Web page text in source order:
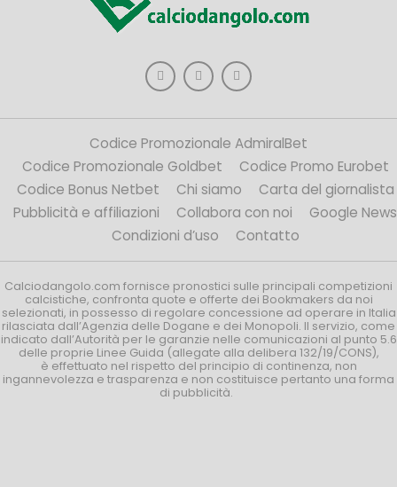
Codice Promozionale AdmiralBet
Codice Promozionale Goldbet
Codice Promo Eurobet
Codice Bonus Netbet
Chi siamo
Carta del giornalista
Pubblicità e affiliazioni
Collabora con noi
Google News
Condizioni d’uso
Contatto
Calciodangolo.com fornisce pronostici sulle principali competizioni
calcistiche, confronta quote e offerte dei Bookmakers da noi
selezionati, in possesso di regolare concessione ad operare in Italia
rilasciata dall’Agenzia delle Dogane e dei Monopoli. Il servizio, come
indicato dall’Autorità per le garanzie nelle comunicazioni al punto 5.6
delle proprie Linee Guida (allegate alla delibera 132/19/CONS),
è effettuato nel rispetto del principio di continenza, non
ingannevolezza e trasparenza e non costituisce pertanto una forma
di pubblicità.